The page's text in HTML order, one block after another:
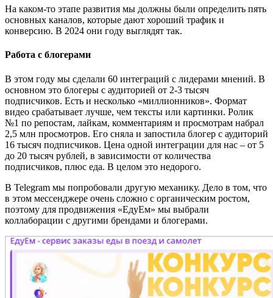
На каком-то этапе развития мы должны были определить пять
основных каналов, которые дают хороший трафик и
конверсию. В 2024 они году выглядят так.
Работа с блогерами
В этом году мы сделали 60 интеграций с лидерами мнений. В
основном это блогеры с аудиторией от 2-3 тысяч
подписчиков. Есть и несколько «миллионников». Формат
видео срабатывает лучше, чем тексты или картинки. Ролик
№1 по репостам, лайкам, комментариям и просмотрам набрал
2,5 млн просмотров. Его сняла и запостила блогер с аудиторий
16 тысяч подписчиков. Цена одной интеграции для нас – от 5
до 20 тысяч рублей, в зависимости от количества
подписчиков, плюс еда. В целом это недорого.
В Telegram мы попробовали другую механику. Дело в том, что
в этом мессенджере очень сложно с органическим ростом,
поэтому для продвижения «ЕдуЕм» мы выбрали
коллаборации с другими брендами и блогерами.